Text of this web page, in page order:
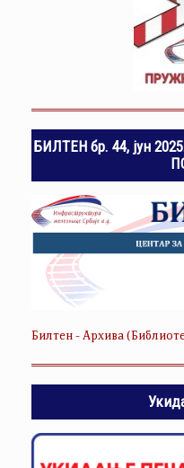
БИЛТЕН бр. 44, јун
Билтен - Архива